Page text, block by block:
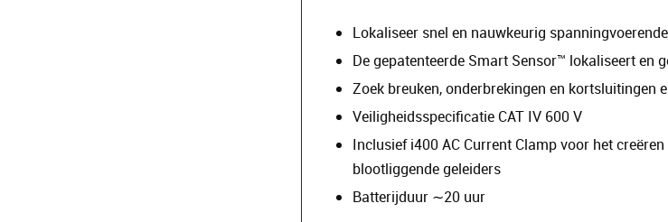
Lokaliseer snel en nauwkeurig
De gepatenteerde Smart Sensor™ lokaliseert en
Zoek breuken, onderbrekingen en kortsluitingen
Veiligheidsspecificatie CAT IV 600 V
Inclusief i400 AC Current Clamp voor het
blootliggende geleiders
Batterijduur ∼20 uur